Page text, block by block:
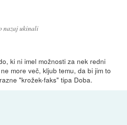
nazaj ukinali
ki ni imel možnosti za nek redni
more več, kljub temu, da bi jim to
"krožek-faks" tipa Doba.